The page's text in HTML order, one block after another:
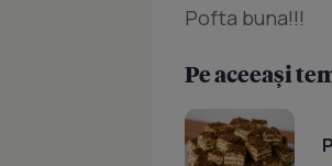
Pofta buna!!!
Pe aceeași